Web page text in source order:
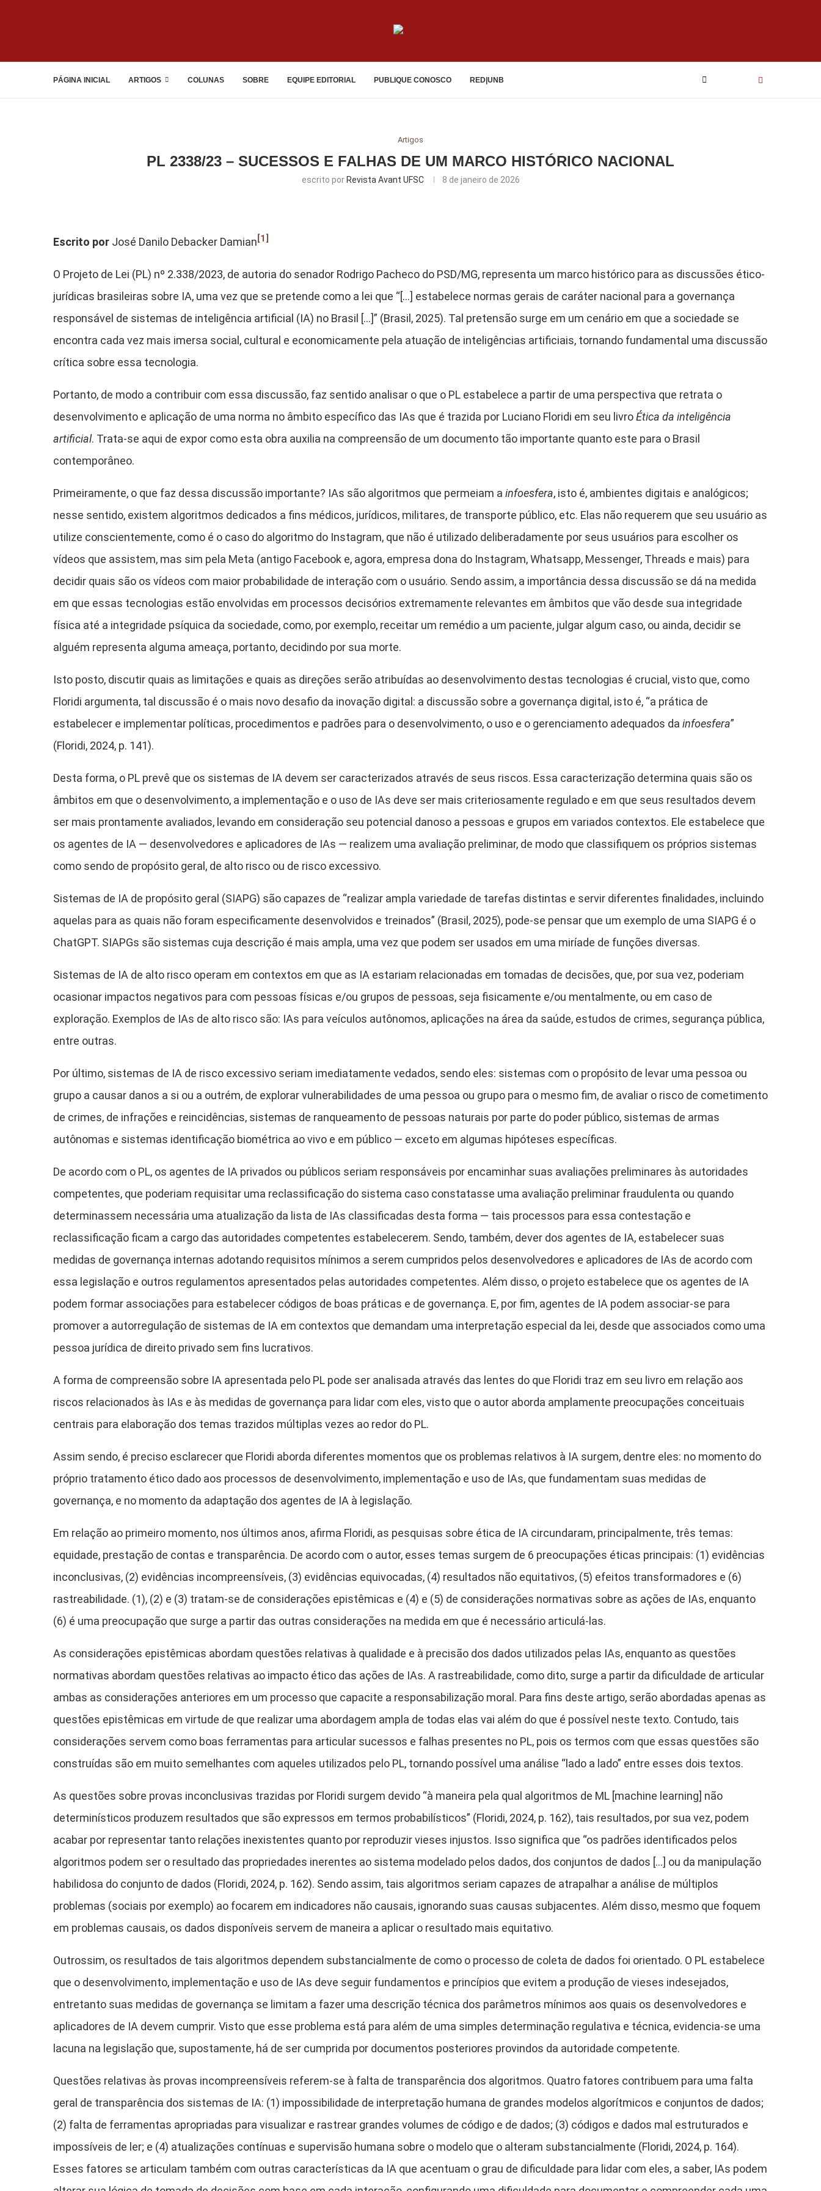
PÁGINA INICIAL ARTIGOS COLUNAS SOBRE EQUIPE EDITORIAL PUBLIQUE CONOSCO RED|UNB
Artigos
PL 2338/23 – SUCESSOS E FALHAS DE UM MARCO HISTÓRICO NACIONAL
escrito por Revista Avant UFSC 8 de janeiro de 2026
Escrito por José Danilo Debacker Damian [1]
O Projeto de Lei (PL) nº 2.338/2023, de autoria do senador Rodrigo Pacheco do PSD/MG, representa um marco histórico para as discussões ético-
jurídicas brasileiras sobre IA, uma vez que se pretende como a lei que “[…] estabelece normas gerais de caráter nacional para a governança
responsável de sistemas de inteligência artificial (IA) no Brasil […]” (Brasil, 2025). Tal pretensão surge em um cenário em que a sociedade se
encontra cada vez mais imersa social, cultural e economicamente pela atuação de inteligências artificiais, tornando fundamental uma discussão
crítica sobre essa tecnologia.
Portanto, de modo a contribuir com essa discussão, faz sentido analisar o que o PL estabelece a partir de uma perspectiva que retrata o
desenvolvimento e aplicação de uma norma no âmbito específico das IAs que é trazida por Luciano Floridi em seu livroÉtica da inteligência
artificial. Trata-se aqui de expor como esta obra auxilia na compreensão de um documento tão importante quanto este para o Brasil
contemporâneo.
Primeiramente, o que faz dessa discussão importante? IAs são algoritmos que permeiam a infoesfera, isto é, ambientes digitais e analógicos;
nesse sentido, existem algoritmos dedicados a fins médicos, jurídicos, militares, de transporte público, etc. Elas não requerem que seu usuário as
utilize conscientemente, como é o caso do algoritmo do Instagram, que não é utilizado deliberadamente por seus usuários para escolher os
vídeos que assistem, mas sim pela Meta (antigo Facebook e, agora, empresa dona do Instagram, Whatsapp, Messenger, Threads e mais) para
decidir quais são os vídeos com maior probabilidade de interação com o usuário. Sendo assim, a importância dessa discussão se dá na medida
em que essas tecnologias estão envolvidas em processos decisórios extremamente relevantes em âmbitos que vão desde sua integridade
física até a integridade psíquica da sociedade, como, por exemplo, receitar um remédio a um paciente, julgar algum caso, ou ainda, decidir se
alguém representa alguma ameaça, portanto, decidindo por sua morte.
Isto posto, discutir quais as limitações e quais as direções serão atribuídas ao desenvolvimento destas tecnologias é crucial, visto que, como
Floridi argumenta, tal discussão é o mais novo desafio da inovação digital: a discussão sobre a governança digital, isto é, “a prática de
estabelecer e implementar políticas, procedimentos e padrões para o desenvolvimento, o uso e o gerenciamento adequados da infoesfera”
(Floridi, 2024, p. 141).
Desta forma, o PL prevê que os sistemas de IA devem ser caracterizados através de seus riscos. Essa caracterização determina quais são os
âmbitos em que o desenvolvimento, a implementação e o uso de IAs deve ser mais criteriosamente regulado e em que seus resultados devem
ser mais prontamente avaliados, levando em consideração seu potencial danoso a pessoas e grupos em variados contextos. Ele estabelece que
os agentes de IA — desenvolvedores e aplicadores de IAs — realizem uma avaliação preliminar, de modo que classifiquem os próprios sistemas
como sendo de propósito geral, de alto risco ou de risco excessivo.
Sistemas de IA de propósito geral (SIAPG) são capazes de “realizar ampla variedade de tarefas distintas e servir diferentes finalidades, incluindo
aquelas para as quais não foram especificamente desenvolvidos e treinados” (Brasil, 2025), pode-se pensar que um exemplo de uma SIAPG é o
ChatGPT. SIAPGs são sistemas cuja descrição é mais ampla, uma vez que podem ser usados em uma miríade de funções diversas.
Sistemas de IA de alto risco operam em contextos em que as IA estariam relacionadas em tomadas de decisões, que, por sua vez, poderiam
ocasionar impactos negativos para com pessoas físicas e/ou grupos de pessoas, seja fisicamente e/ou mentalmente, ou em caso de
exploração. Exemplos de IAs de alto risco são: IAs para veículos autônomos, aplicações na área da saúde, estudos de crimes, segurança pública,
entre outras.
Por último, sistemas de IA de risco excessivo seriam imediatamente vedados, sendo eles: sistemas com o propósito de levar uma pessoa ou
grupo a causar danos a si ou a outrém, de explorar vulnerabilidades de uma pessoa ou grupo para o mesmo fim, de avaliar o risco de cometimento
de crimes, de infrações e reincidências, sistemas de ranqueamento de pessoas naturais por parte do poder público, sistemas de armas
autônomas e sistemas identificação biométrica ao vivo e em público — exceto em algumas hipóteses específicas.
De acordo com o PL, os agentes de IA privados ou públicos seriam responsáveis por encaminhar suas avaliações preliminares às autoridades
competentes, que poderiam requisitar uma reclassificação do sistema caso constatasse uma avaliação preliminar fraudulenta ou quando
determinassem necessária uma atualização da lista de IAs classificadas desta forma — tais processos para essa contestação e
reclassificação ficam a cargo das autoridades competentes estabelecerem. Sendo, também, dever dos agentes de IA, estabelecer suas
medidas de governança internas adotando requisitos mínimos a serem cumpridos pelos desenvolvedores e aplicadores de IAs de acordo com
essa legislação e outros regulamentos apresentados pelas autoridades competentes. Além disso, o projeto estabelece que os agentes de IA
podem formar associações para estabelecer códigos de boas práticas e de governança. E, por fim, agentes de IA podem associar-se para
promover a autorregulação de sistemas de IA em contextos que demandam uma interpretação especial da lei, desde que associados como uma
pessoa jurídica de direito privado sem fins lucrativos.
A forma de compreensão sobre IA apresentada pelo PL pode ser analisada através das lentes do que Floridi traz em seu livro em relação aos
riscos relacionados às IAs e às medidas de governança para lidar com eles, visto que o autor aborda amplamente preocupações conceituais
centrais para elaboração dos temas trazidos múltiplas vezes ao redor do PL.
Assim sendo, é preciso esclarecer que Floridi aborda diferentes momentos que os problemas relativos à IA surgem, dentre eles: no momento do
próprio tratamento ético dado aos processos de desenvolvimento, implementação e uso de IAs, que fundamentam suas medidas de
governança, e no momento da adaptação dos agentes de IA à legislação.
Em relação ao primeiro momento, nos últimos anos, afirma Floridi, as pesquisas sobre ética de IA circundaram, principalmente, três temas:
equidade, prestação de contas e transparência. De acordo com o autor, esses temas surgem de 6 preocupações éticas principais: (1) evidências
inconclusivas, (2) evidências incompreensíveis, (3) evidências equivocadas, (4) resultados não equitativos, (5) efeitos transformadores e (6)
rastreabilidade. (1), (2) e (3) tratam-se de considerações epistêmicas e (4) e (5) de considerações normativas sobre as ações de IAs, enquanto
(6) é uma preocupação que surge a partir das outras considerações na medida em que é necessário articulá-las.
As considerações epistêmicas abordam questões relativas à qualidade e à precisão dos dados utilizados pelas IAs, enquanto as questões
normativas abordam questões relativas ao impacto ético das ações de IAs. A rastreabilidade, como dito, surge a partir da dificuldade de articular
ambas as considerações anteriores em um processo que capacite a responsabilização moral. Para fins deste artigo, serão abordadas apenas as
questões epistêmicas em virtude de que realizar uma abordagem ampla de todas elas vai além do que é possível neste texto. Contudo, tais
considerações servem como boas ferramentas para articular sucessos e falhas presentes no PL, pois os termos com que essas questões são
construídas são em muito semelhantes com aqueles utilizados pelo PL, tornando possível uma análise “lado a lado” entre esses dois textos.
As questões sobre provas inconclusivas trazidas por Floridi surgem devido “à maneira pela qual algoritmos de ML [machine learning] não
determinísticos produzem resultados que são expressos em termos probabilísticos” (Floridi, 2024, p. 162), tais resultados, por sua vez, podem
acabar por representar tanto relações inexistentes quanto por reproduzir vieses injustos. Isso significa que “os padrões identificados pelos
algoritmos podem ser o resultado das propriedades inerentes ao sistema modelado pelos dados, dos conjuntos de dados […] ou da manipulação
habilidosa do conjunto de dados (Floridi, 2024, p. 162). Sendo assim, tais algoritmos seriam capazes de atrapalhar a análise de múltiplos
problemas (sociais por exemplo) ao focarem em indicadores não causais, ignorando suas causas subjacentes. Além disso, mesmo que foquem
em problemas causais, os dados disponíveis servem de maneira a aplicar o resultado mais equitativo.
Outrossim, os resultados de tais algoritmos dependem substancialmente de como o processo de coleta de dados foi orientado. O PL estabelece
que o desenvolvimento, implementação e uso de IAs deve seguir fundamentos e princípios que evitem a produção de vieses indesejados,
entretanto suas medidas de governança se limitam a fazer uma descrição técnica dos parâmetros mínimos aos quais os desenvolvedores e
aplicadores de IA devem cumprir. Visto que esse problema está para além de uma simples determinação regulativa e técnica, evidencia-se uma
lacuna na legislação que, supostamente, há de ser cumprida por documentos posteriores provindos da autoridade competente.
Questões relativas às provas incompreensíveis referem-se à falta de transparência dos algoritmos. Quatro fatores contribuem para uma falta
geral de transparência dos sistemas de IA: (1) impossibilidade de interpretação humana de grandes modelos algorítmicos e conjuntos de dados;
(2) falta de ferramentas apropriadas para visualizar e rastrear grandes volumes de código e de dados; (3) códigos e dados mal estruturados e
impossíveis de ler; e (4) atualizações contínuas e supervisão humana sobre o modelo que o alteram substancialmente (Floridi, 2024, p. 164).
Esses fatores se articulam também com outras características da IA que acentuam o grau de dificuldade para lidar com eles, a saber, IAs podem